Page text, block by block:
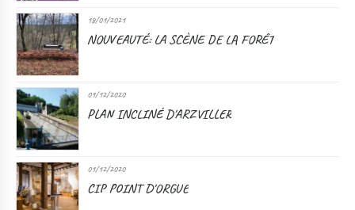
18/01/2021
NOUVEAUTÉ: LA SCÈNE DE LA FORÊT
01/12/2020
PLAN INCLINÉ D'ARZVILLER
01/12/2020
CIP POINT D'ORGUE